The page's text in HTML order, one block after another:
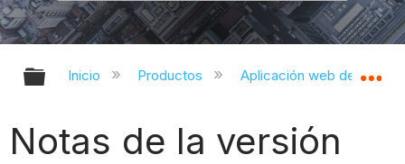
Expandir/contraer jerarquía global
Inicio Productos Aplicación web de
Notas de la versión